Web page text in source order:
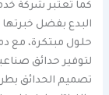
كما تعتبر شركة
البدع بفضل
حلول مبتكرة، مع
لتوفير حدائق
تصميم الحدائق